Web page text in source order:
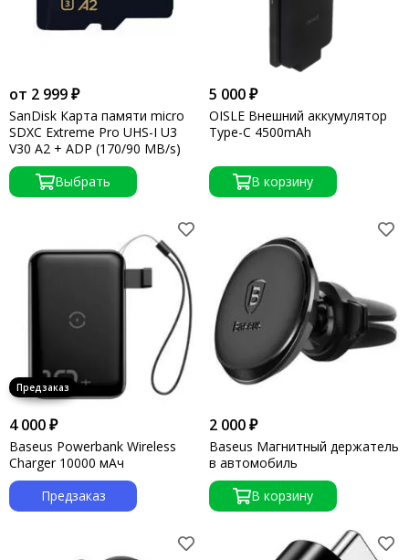
от 2 999 ₽
SanDisk Карта памяти micro
SDXC Extreme Pro UHS-I U3
V30 A2 + ADP (170/90 MB/s)
Выбрать
5 000 ₽
OISLE Внешний аккумулятор
Type-C 4500mAh
В корзину
4 000 ₽
Baseus Powerbank Wireless
Charger 10000 мАч
Предзаказ
2 000 ₽
Baseus Магнитный держатель
в автомобиль
В корзину